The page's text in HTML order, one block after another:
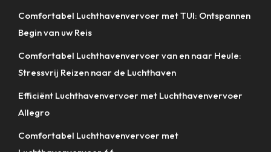
Comfortabel Luchthavenvervoer met TUI: Ontspannen
Begin van uw Reis
Comfortabel Luchthavenvervoer van en naar Heule:
Stressvrij Reizen naar de Luchthaven
Efficiënt Luchthavenvervoer met Luchthavenvervoer
Allegro
Comfortabel Luchthavenvervoer met